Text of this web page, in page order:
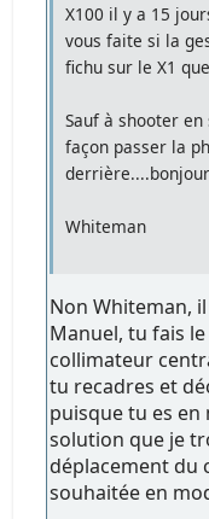
X100 il y a 15
vous faite si la
fichu sur le X1
Sauf à shooter
façon passer la
Whiteman
Non Whiteman,
Manuel, tu fais
collimateur
tu recadres et
puisque tu es en
solution que je
déplacement du
souhaitée en